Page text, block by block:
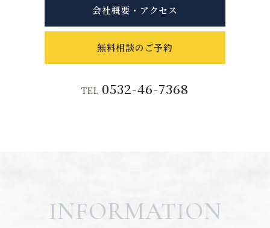
会社概要・アクセス
無料相談のご予約
TEL 0532-46-7368
INFORMATION